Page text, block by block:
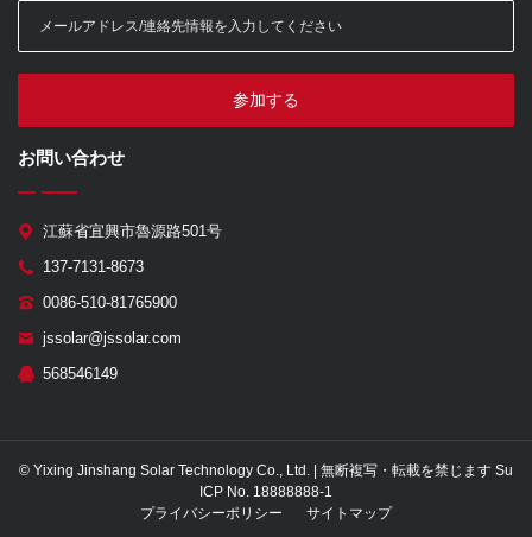
参加する
お問い合わせ
江蘇省宜興市魯源路501号
137-7131-8673
0086-510-81765900
jssolar@jssolar.com
568546149
© Yixing Jinshang Solar Technology Co., Ltd. | 無断複写・転載を禁じます Su
ICP No. 18888888-1
プライバシーポリシー
サイトマップ